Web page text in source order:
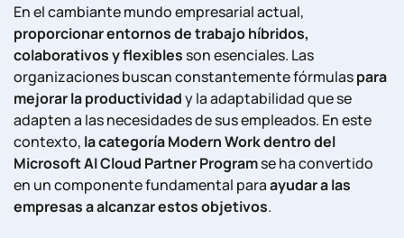
En el cambiante mundo empresarial actual,
proporcionar entornos de trabajo híbridos,
colaborativos y flexiblesson esenciales. Las
organizaciones buscan constantemente fórmulaspara
mejorar la productividady la adaptabilidad que se
adapten a las necesidades de sus empleados. En este
contexto, la categoría Modern Work dentro del
Microsoft AI Cloud Partner Programse ha convertido
en un componente fundamental paraayudar a las
empresas a alcanzar estos objetivos.